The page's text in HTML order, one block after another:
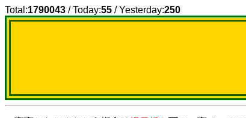
Total:1790043 / Today:55 / Yesterday:250